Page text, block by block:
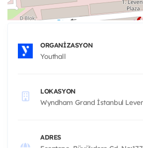
ORGANIZASYON
Youthall
LOKASYON
Wyndham Grand İstanbul
ADRES